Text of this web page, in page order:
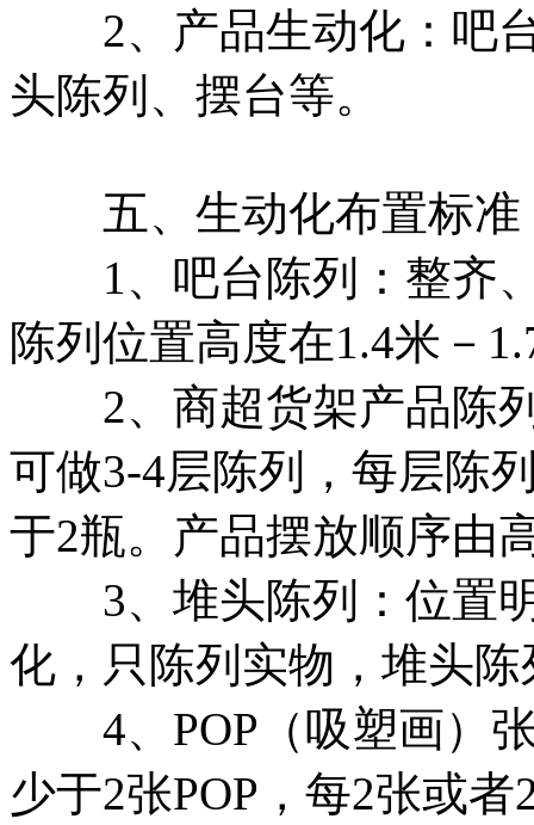
2、产品生动化：吧台
头陈列、摆台等。
五、生动化布置标准
1、吧台陈列：整齐、
陈列位置高度在1.4米－
2、商超货架产品陈列
可做3-4层陈列，每层陈
于2瓶。产品摆放顺序由
3、堆头陈列：位置明
化，只陈列实物，堆头
4、POP（吸塑画）张
少于2张POP，每2张或